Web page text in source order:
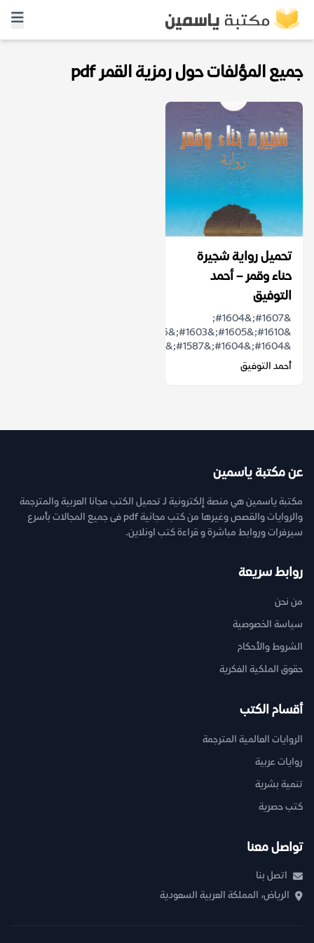
جميع المؤلفات حول رمزية القمر pdf
تحميل رواية شجيرة
حناء وقمر – أحمد
التوفيق
&#1607;&#1604;
&#1604;&#1604;&#1587;&#1604;&#1591;&...
أحمد التوفيق
عن مكتبة ياسمين
مكتبة ياسمين هي منصة إلكترونية لـ تحميل الكتب مجانا العربية والمترجمة
والروايات والقصص وغيرها من كتب مجانية pdf فى جميع المجالات بأسرع
سيرفرات وروابط مباشرة و قراءة كتب اونلاين.
روابط سريعة
من نحن
سياسة الخصوصية
الشروط والأحكام
حقوق الملكية الفكرية
أقسام الكتب
الروايات العالمية المترجمة
روايات عربية
تنمية بشرية
كتب حصرية
تواصل معنا
اتصل بنا
الرياض، المملكة العربية السعودية